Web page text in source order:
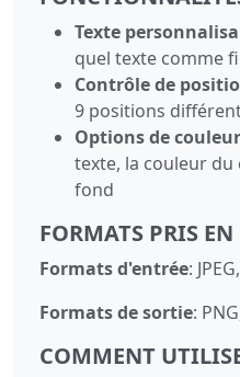
Texte
quel texte comme
Contrôle de
9 positions
Options de couleur
texte, la couleur
fond
FORMATS PRIS EN
Formats d'entrée:
Formats de sortie:
COMMENT